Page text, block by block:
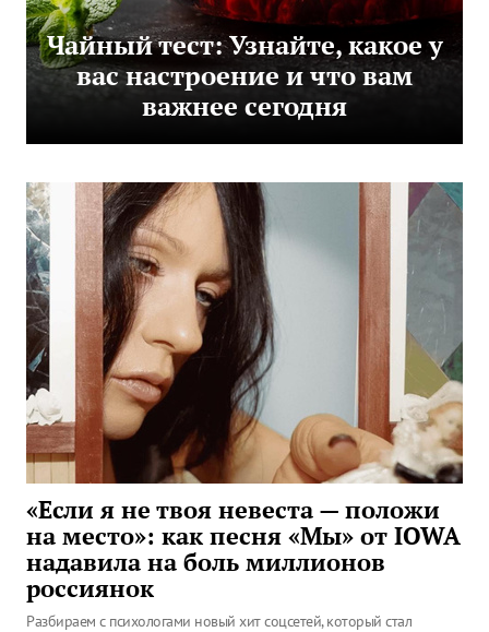
Чайный тест: Узнайте, какое у
вас настроение и что вам
важнее сегодня
«Если я не твоя невеста — положи
на место»: как песня «Мы» от IOWA
надавила на боль миллионов
россиянок
Разбираем с психологами новый хит соцсетей, который стал